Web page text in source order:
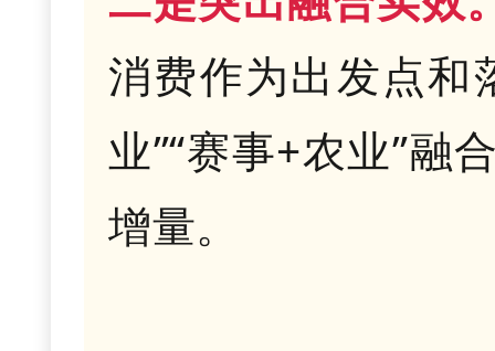
消费作为出发点和
业”“赛事+农业”融
增量。